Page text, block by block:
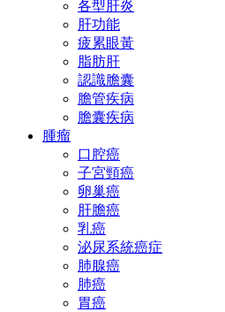
各型肝炎
肝功能
疲累眼黃
脂肪肝
認識膽囊
膽管疾病
膽囊疾病
腫瘤
口腔癌
子宮頸癌
卵巢癌
肝膽癌
乳癌
泌尿系統癌症
肺腺癌
肺癌
胃癌